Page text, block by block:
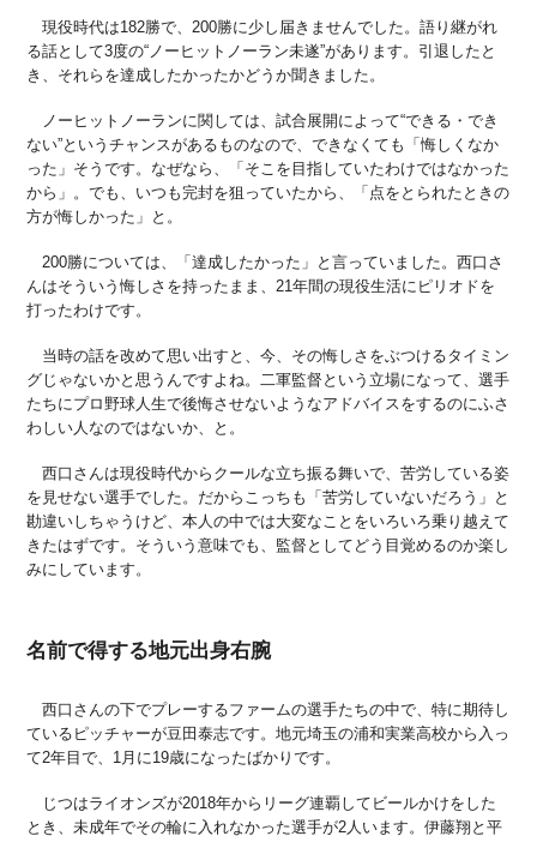
現役時代は182勝で、200勝に少し届きませんでした。語り継がれ
る話として3度の“ノーヒットノーラン未遂”があります。引退したと
き、それらを達成したかったかどうか聞きました。
ノーヒットノーランに関しては、試合展開によって“できる・でき
ない”というチャンスがあるものなので、できなくても「悔しくなか
った」そうです。なぜなら、「そこを目指していたわけではなかった
から」。でも、いつも完封を狙っていたから、「点をとられたときの
方が悔しかった」と。
200勝については、「達成したかった」と言っていました。西口さ
んはそういう悔しさを持ったまま、21年間の現役生活にピリオドを
打ったわけです。
当時の話を改めて思い出すと、今、その悔しさをぶつけるタイミン
グじゃないかと思うんですよね。二軍監督という立場になって、選手
たちにプロ野球人生で後悔させないようなアドバイスをするのにふさ
わしい人なのではないか、と。
西口さんは現役時代からクールな立ち振る舞いで、苦労している姿
を見せない選手でした。だからこっちも「苦労していないだろう」と
勘違いしちゃうけど、本人の中では大変なことをいろいろ乗り越えて
きたはずです。そういう意味でも、監督としてどう目覚めるのか楽し
みにしています。
名前で得する地元出身右腕
西口さんの下でプレーするファームの選手たちの中で、特に期待し
ているピッチャーが豆田泰志です。地元埼玉の浦和実業高校から入っ
て2年目で、1月に19歳になったばかりです。
じつはライオンズが2018年からリーグ連覇してビールかけをした
とき、未成年でその輪に入れなかった選手が2人います。伊藤翔と平